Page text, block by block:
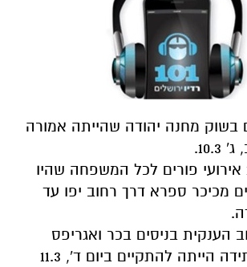
בשוק מחנה יהודה שהייתה אמורה
2. מחר, ד', 11.3 אירועי פורים לכל המשפחה שהיו
מכיכר ספרא דרך רחוב יפו עד
הענקית בניסים בכר ואגריפס
הייתה להתקיים ביום ד', 11.3